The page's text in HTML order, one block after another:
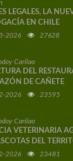
LEGALES, LA
EN CHILE
2026 27628
Carilao
DEL
DE CAÑETE
2026 23595
Carilao
VETERINARIA
DEL
2026 23481